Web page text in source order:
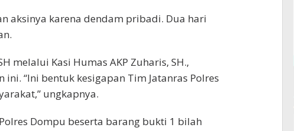
aksinya karena dendam pribadi. Dua hari
melalui Kasi Humas AKP Zuharis, SH.,
“Ini bentuk kesigapan Tim Jatanras Polres
ungkapnya.
Dompu beserta barang bukti 1 bilah